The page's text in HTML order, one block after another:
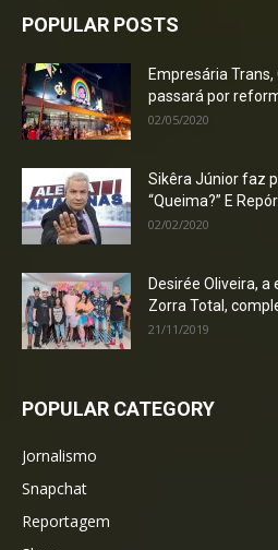
POPULAR POSTS
Empresária
passará por
02/05/2020
Sikêra Júnior faz
“Queima?” E
02/02/2020
Desirée Oliveira, a
Zorra Total,
21/11/2019
POPULAR CATEGORY
Jornalismo
Snapchat
Reportagem